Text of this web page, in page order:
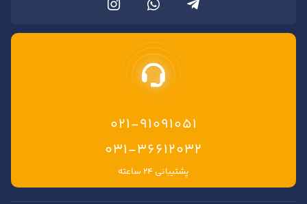
021-91091051
۰۳۱-۳۶۶۱۲۰۳۲
پشتیبانی ۲۴ ساعته